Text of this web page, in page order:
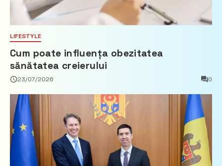
LIFESTYLE
Cum poate influența obezitatea
sănătatea creierului
23/07/2026 0